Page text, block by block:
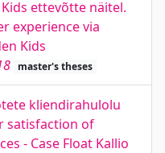
ettevõtte näitel.
experience via
Kids
master's theses
kliendirahulolu
satisfaction of
- Case Float Kallio